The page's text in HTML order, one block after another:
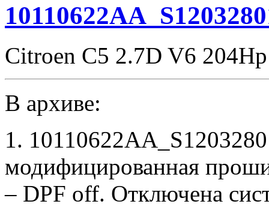
Citroen C5 2.7D V6
В архиве:
1.
модифицированная
– DPF off. Отключена